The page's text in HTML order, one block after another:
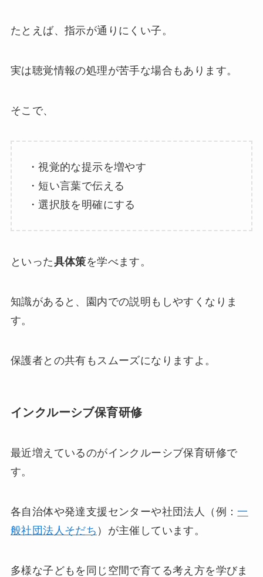
たとえば、指示が通りにくい子。
実は聴覚情報の処理が苦手な場合もあります。
そこで、
・視覚的な提示を増やす
・短い言葉で伝える
・選択肢を明確にする
といった具体策を学べます。
知識があると、園内での説明もしやすくなりま
す。
保護者との共有もスムーズになりますよ。
インクルーシブ保育研修
最近増えているのがインクルーシブ保育研修で
す。
各自治体や発達支援センターや社団法人（例：一
般社団法人そだち ）が主催しています。
多様な子どもを同じ空間で育てる考え方を学びま